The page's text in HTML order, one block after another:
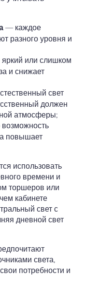
— каждое
разного уровня и
или слишком
и снижает
свет
должен
атмосферы;
повышает
использовать
времени и
торшеров или
кабинете
свет с
дневной свет
света,
потребности и